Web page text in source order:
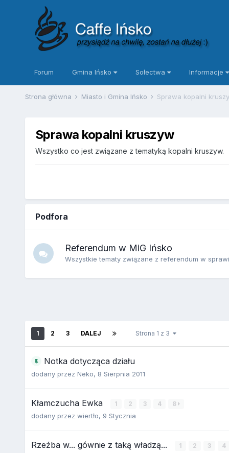
Forum Gmina Ińsko Sołectwa Informacje
Strona główna Miasto i Gmina Ińsko Sprawa kopalni
Sprawa kopalni kruszyw
Wszystko co jest związane z tematyką kopalni kruszyw.
Podfora
Referendum w MiG Ińsko
Wszystkie tematy związane z referendum w
1 2 3 DALEJ Strona 1 z 3
Notka dotycząca działu
dodany przez Neko, 8 Sierpnia 2011
Kłamczucha Ewka 1 2 3 4 8
dodany przez wiertło, 9 Stycznia
Rzeźba w... gównie z taką władzą... 1 2 3 4